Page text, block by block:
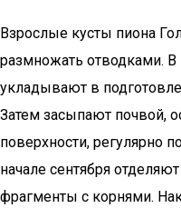
Взрослые кусты пиона
размножать отводками. В
укладывают в
Затем засыпают почвой,
поверхности, регулярно
начале сентября
фрагменты с корнями.